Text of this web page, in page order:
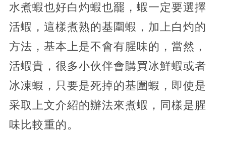
水煮蝦也好白灼蝦也罷，蝦一定要選擇
活蝦，這樣煮熟的基圍蝦，加上白灼的
方法，基本上是不會有腥味的，當然，
活蝦貴，很多小伙伴會購買冰鮮蝦或者
冰凍蝦，只要是死掉的基圍蝦，即使是
采取上文介紹的辦法來煮蝦，同樣是腥
味比較重的。